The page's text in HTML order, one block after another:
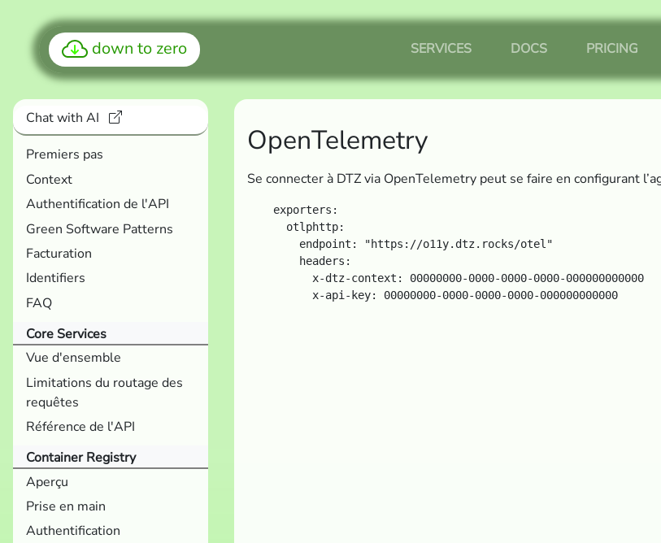
down to zero SERVICES DOCS PRICING
Chat with AI
Premiers pas
Context
Authentification de l'API
Green Software Patterns
Facturation
Identifiers
FAQ
Core Services
Vue d'ensemble
Limitations du routage des
requêtes
Référence de l'API
Container Registry
Aperçu
Prise en main
Authentification
OpenTelemetry
Se connecter à DTZ via OpenTelemetry peut se faire en configurant
    exporters:
      otlphttp:
        endpoint: "https://o11y.dtz.rocks/otel"
        headers:
          x-dtz-context: 00000000-0000-0000-0000-000000000000